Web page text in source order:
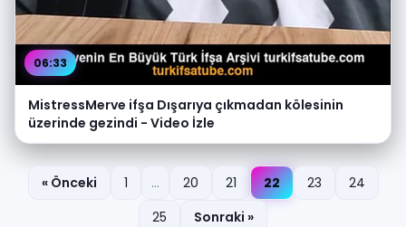
06:33
MistressMerve ifşa Dışarıya çıkmadan kölesinin
üzerinde gezindi - Video İzle
« Önceki 1 ... 20 21 22 23
24
25
Sonraki »